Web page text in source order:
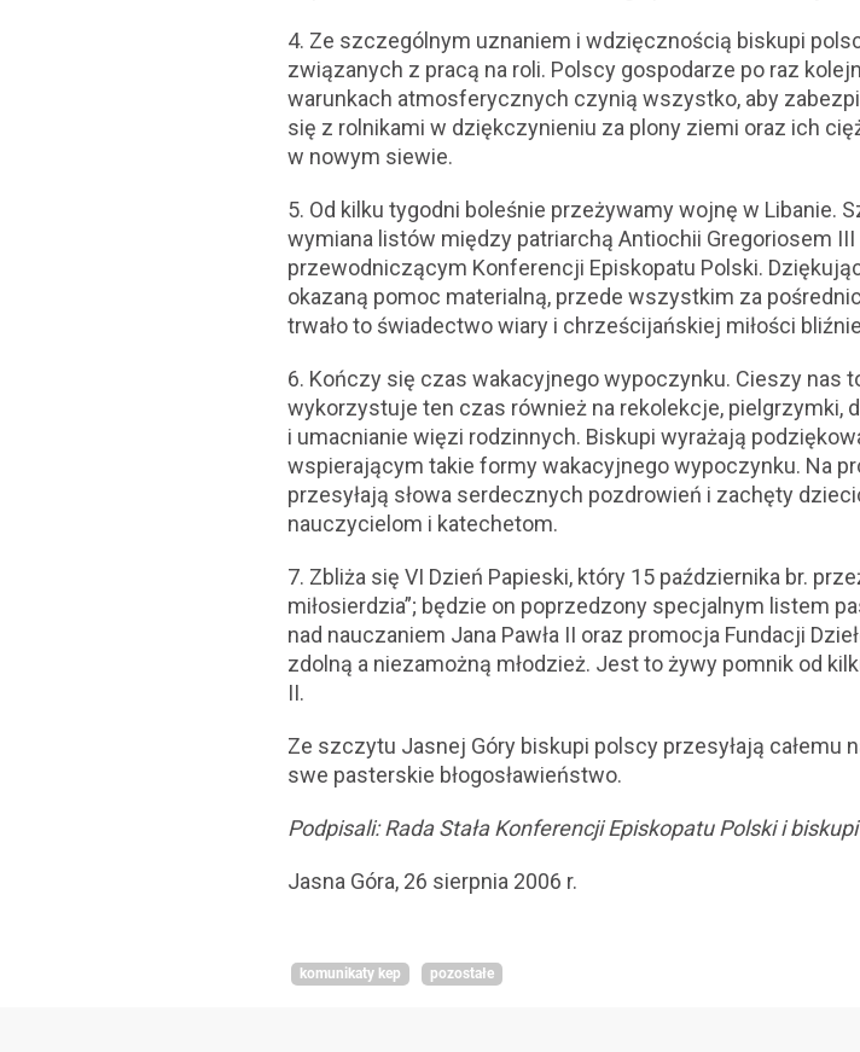
4. Ze szczególnym uznaniem i wdzięcznością biskupi
związanych z pracą na roli. Polscy gospodarze po raz
warunkach atmosferycznych czynią wszystko, aby
się z rolnikami w dziękczynieniu za plony ziemi oraz ich
w nowym siewie.
5. Od kilku tygodni boleśnie przeżywamy wojnę w Libanie.
wymiana listów między patriarchą Antiochii Gregoriosem
przewodniczącym Konferencji Episkopatu Polski.
okazaną pomoc materialną, przede wszystkim za
trwało to świadectwo wiary i chrześcijańskiej miłości
6. Kończy się czas wakacyjnego wypoczynku. Cieszy nas
wykorzystuje ten czas również na rekolekcje, pielgrzymki,
i umacnianie więzi rodzinnych. Biskupi wyrażają
wspierającym takie formy wakacyjnego wypoczynku. Na
przesyłają słowa serdecznych pozdrowień i zachęty
nauczycielom i katechetom.
7. Zbliża się VI Dzień Papieski, który 15 października br.
miłosierdzia”; będzie on poprzedzony specjalnym listem
nad nauczaniem Jana Pawła II oraz promocja Fundacji
zdolną a niezamożną młodzież. Jest to żywy pomnik od
II.
Ze szczytu Jasnej Góry biskupi polscy przesyłają całemu
swe pasterskie błogosławieństwo.
Podpisali: Rada Stała Konferencji Episkopatu Polski i
Jasna Góra, 26 sierpnia 2006 r.
komunikaty kep pozostałe